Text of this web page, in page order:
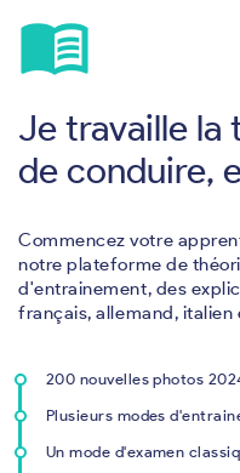
menu_book
Je travaille la
de conduire,
Commencez votre
notre plateforme de
d'entrainement, des
français, allemand, italien
200 nouvelles photos
Plusieurs modes
Un mode d'examen